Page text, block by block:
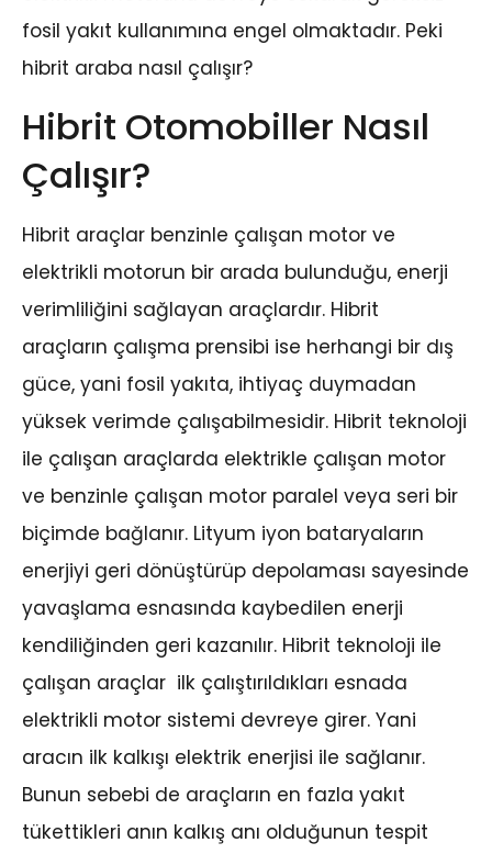
fosil yakıt kullanımına engel olmaktadır. Peki
hibrit araba nasıl çalışır?
Hibrit Otomobiller Nasıl
Çalışır?
Hibrit araçlar benzinle çalışan motor ve
elektrikli motorun bir arada bulunduğu, enerji
verimliliğini sağlayan araçlardır. Hibrit
araçların çalışma prensibi ise herhangi bir dış
güce, yani fosil yakıta, ihtiyaç duymadan
yüksek verimde çalışabilmesidir. Hibrit teknoloji
ile çalışan araçlarda elektrikle çalışan motor
ve benzinle çalışan motor paralel veya seri bir
biçimde bağlanır. Lityum iyon bataryaların
enerjiyi geri dönüştürüp depolaması sayesinde
yavaşlama esnasında kaybedilen enerji
kendiliğinden geri kazanılır. Hibrit teknoloji ile
çalışan araçlar ilk çalıştırıldıkları esnada
elektrikli motor sistemi devreye girer. Yani
aracın ilk kalkışı elektrik enerjisi ile sağlanır.
Bunun sebebi de araçların en fazla yakıt
tükettikleri anın kalkış anı olduğunun tespit